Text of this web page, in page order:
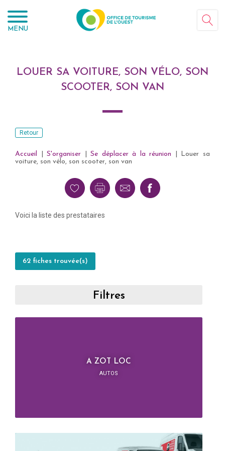
MENU
LOUER SA VOITURE, SON VÉLO, SON
SCOOTER, SON VAN
Retour
Accueil |S'organiser |Se déplacer à la réunion
Louer sa
voiture, son vélo, son scooter, son van
Voici la liste des prestataires
62 fiches trouvée(s)
Filtres
A ZOT LOC
AUTOS